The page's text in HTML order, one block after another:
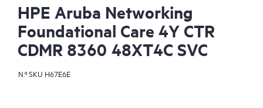
HPE Aruba Networking
Foundational Care 4Y CTR
CDMR 8360 48XT4C SVC
N.º SKU H67E6E